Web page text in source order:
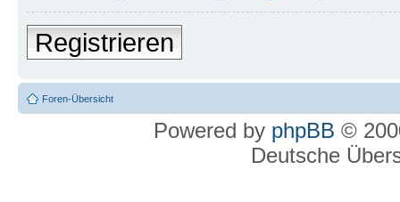
Registrieren
Foren-Übersicht
Powered by phpBB ©
Deutsche